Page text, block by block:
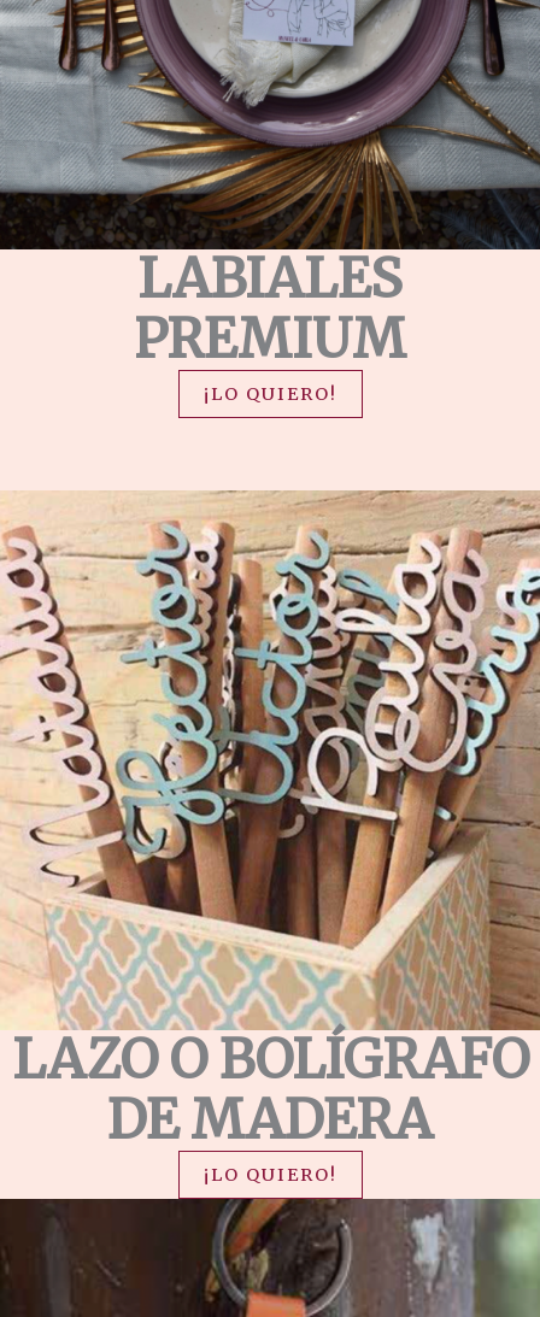
LABIALES
PREMIUM
¡LO QUIERO!
LAZO O BOLÍGRAFO
DE MADERA
¡LO QUIERO!